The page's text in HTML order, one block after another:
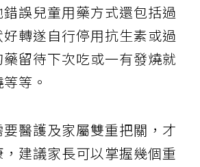
誤兒童用藥方式還包括過
轉遂自行停用抗生素或過
留待下次吃或一有發燒就
等。
醫護及家屬雙重把關，才
建議家長可以掌握幾個重